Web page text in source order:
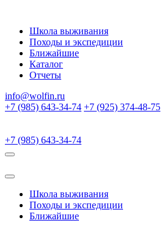
Школа выживания
Походы и экспедиции
Ближайшие
Каталог
Отчеты
info@wolfin.ru
+7 (985) 643-34-74 +7 (925) 374-48-75
+7 (985) 643-34-74
Школа выживания
Походы и экспедиции
Ближайшие